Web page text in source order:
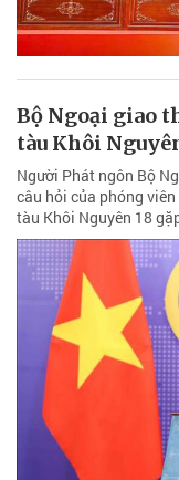
Bộ Ngoại giao
tàu Khôi
Người Phát ngôn Bộ
câu hỏi của phóng
tàu Khôi Nguyên 18